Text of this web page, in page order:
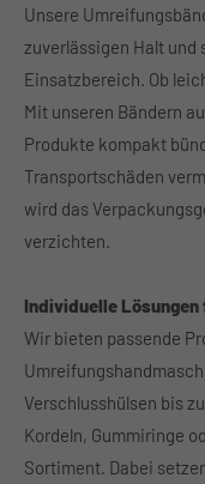
About us
Lorem ipsum
elit.
Aenean commodo
sociis natoque
montes, nascetur
ultricies nec.
Unsere
zuverlässigen Halt und
Einsatzbereich. Ob
Mit unseren Bändern
Produkte kompakt
Transportschäden
wird das
verzichten.
Individuelle
Wir bieten passende
Verschlusshülsen bis
Kordeln, Gummiringe
Sortiment. Dabei